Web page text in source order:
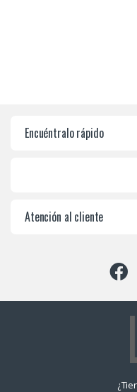
Encuéntralo rápido
Atención al cliente